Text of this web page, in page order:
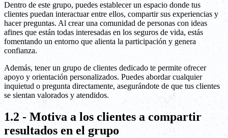
Dentro de este grupo, puedes establecer un espacio donde tus
clientes puedan interactuar entre ellos, compartir sus experiencias y
hacer preguntas. Al crear una comunidad de personas con ideas
afines que están todas interesadas en los seguros de vida, estás
fomentando un entorno que alienta la participación y genera
confianza.
Además, tener un grupo de clientes dedicado te permite ofrecer
apoyo y orientación personalizados. Puedes abordar cualquier
inquietud o pregunta directamente, asegurándote de que tus clientes
se sientan valorados y atendidos.
1.2 - Motiva a los clientes a compartir
resultados en el grupo